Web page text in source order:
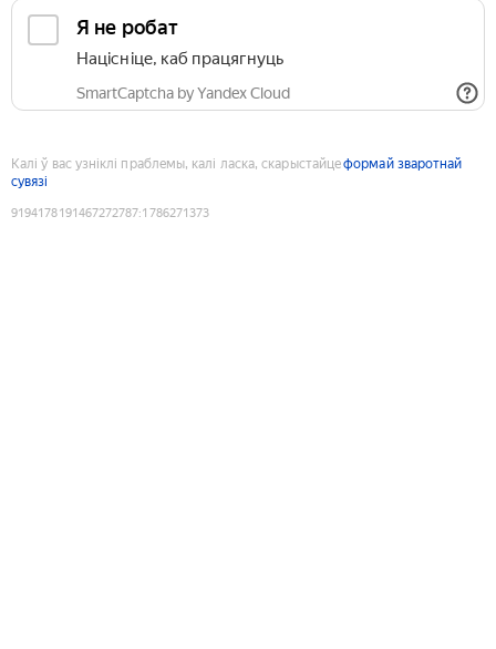
Я не робат
Націсніце, каб працягнуць
SmartCaptcha by Yandex Cloud
Калі ў вас узніклі праблемы, калі ласка, скарыстайцеформай зваротнай
сувязі
9194178191467272787:1786271373